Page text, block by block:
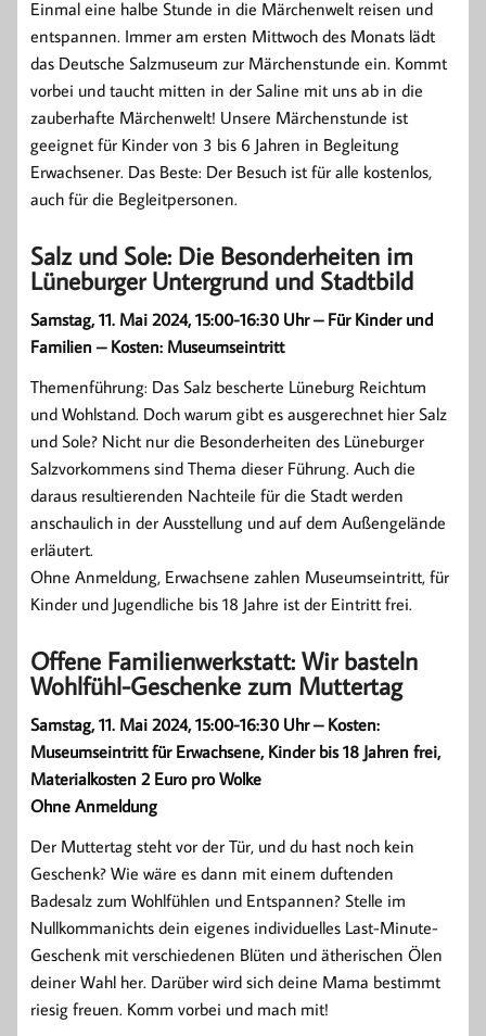
Einmal eine halbe Stunde in die Märchenwelt reisen und
entspannen. Immer am ersten Mittwoch des Monats lädt
das Deutsche Salzmuseum zur Märchenstunde ein. Kommt
vorbei und taucht mitten in der Saline mit uns ab in die
zauberhafte Märchenwelt! Unsere Märchenstunde ist
geeignet für Kinder von 3 bis 6 Jahren in Begleitung
Erwachsener. Das Beste: Der Besuch ist für alle kostenlos,
auch für die Begleitpersonen.
Salz und Sole: Die Besonderheiten im
Lüneburger Untergrund und Stadtbild
Samstag, 11. Mai 2024, 15:00-16:30 Uhr – Für Kinder und
Familien – Kosten: Museumseintritt
Themenführung: Das Salz bescherte Lüneburg Reichtum
und Wohlstand. Doch warum gibt es ausgerechnet hier Salz
und Sole? Nicht nur die Besonderheiten des Lüneburger
Salzvorkommens sind Thema dieser Führung. Auch die
daraus resultierenden Nachteile für die Stadt werden
anschaulich in der Ausstellung und auf dem Außengelände
erläutert.
Ohne Anmeldung, Erwachsene zahlen Museumseintritt, für
Kinder und Jugendliche bis 18 Jahre ist der Eintritt frei.
Offene Familienwerkstatt: Wir basteln
Wohlfühl-Geschenke zum Muttertag
Samstag, 11. Mai 2024, 15:00-16:30 Uhr – Kosten:
Museumseintritt für Erwachsene, Kinder bis 18 Jahren frei,
Materialkosten 2 Euro pro Wolke
Ohne Anmeldung
Der Muttertag steht vor der Tür, und du hast noch kein
Geschenk? Wie wäre es dann mit einem duftenden
Badesalz zum Wohlfühlen und Entspannen? Stelle im
Nullkommanichts dein eigenes individuelles Last-Minute-
Geschenk mit verschiedenen Blüten und ätherischen Ölen
deiner Wahl her. Darüber wird sich deine Mama bestimmt
riesig freuen. Komm vorbei und mach mit!